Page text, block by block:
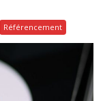
Référencement